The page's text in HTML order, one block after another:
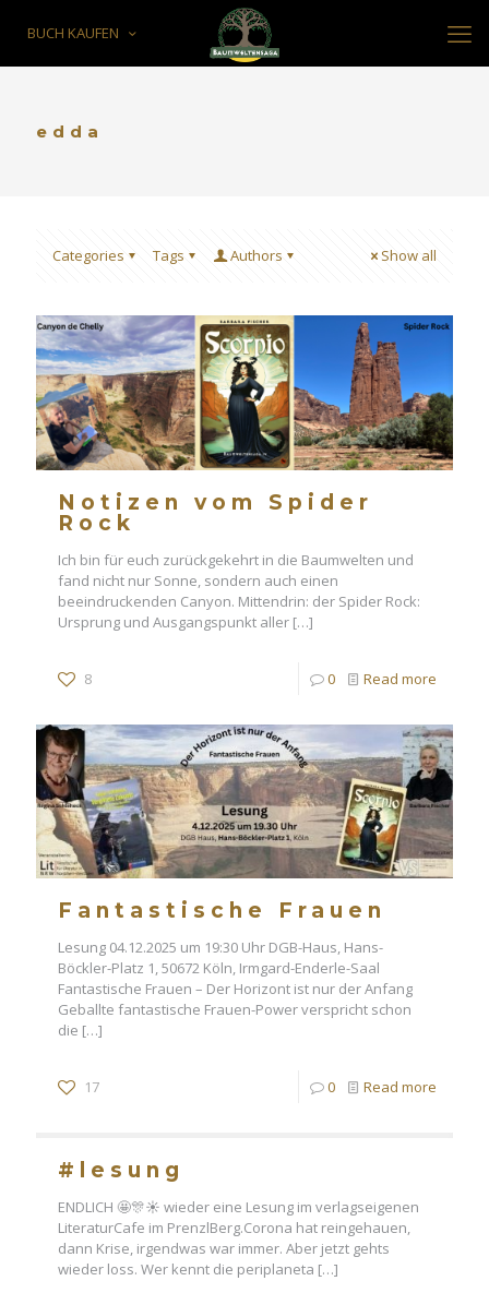
BUCH KAUFEN
edda
Categories Tags Authors Show all
Notizen vom Spider
Rock
Ich bin für euch zurückgekehrt in die Baumwelten und
fand nicht nur Sonne, sondern auch einen
beeindruckenden Canyon. Mittendrin: der Spider Rock:
Ursprung und Ausgangspunkt aller […]
8 0 Read more
Fantastische Frauen
Lesung 04.12.2025 um 19:30 Uhr DGB-Haus, Hans-
Böckler-Platz 1, 50672 Köln, Irmgard-Enderle-Saal
Fantastische Frauen – Der Horizont ist nur der Anfang
Geballte fantastische Frauen-Power verspricht schon
die […]
17 0 Read more
#lesung
ENDLICH 🤩🎊☀️ wieder eine Lesung im verlagseigenen
LiteraturCafe im PrenzlBerg.Corona hat reingehauen,
dann Krise, irgendwas war immer. Aber jetzt gehts
wieder loss. Wer kennt die periplaneta […]